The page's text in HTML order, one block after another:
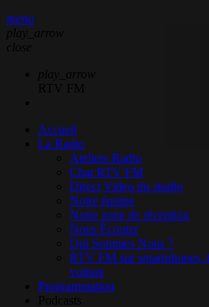
menu
Accueil
La Radio
Ateliers Radio
Chat RTV FM
Direct Video du studio
Notre équipe
Notre zone de réception
Nous Écouter
Qui Sommes Nous ?
RTV FM sur smartphones,
voiture
Programmation